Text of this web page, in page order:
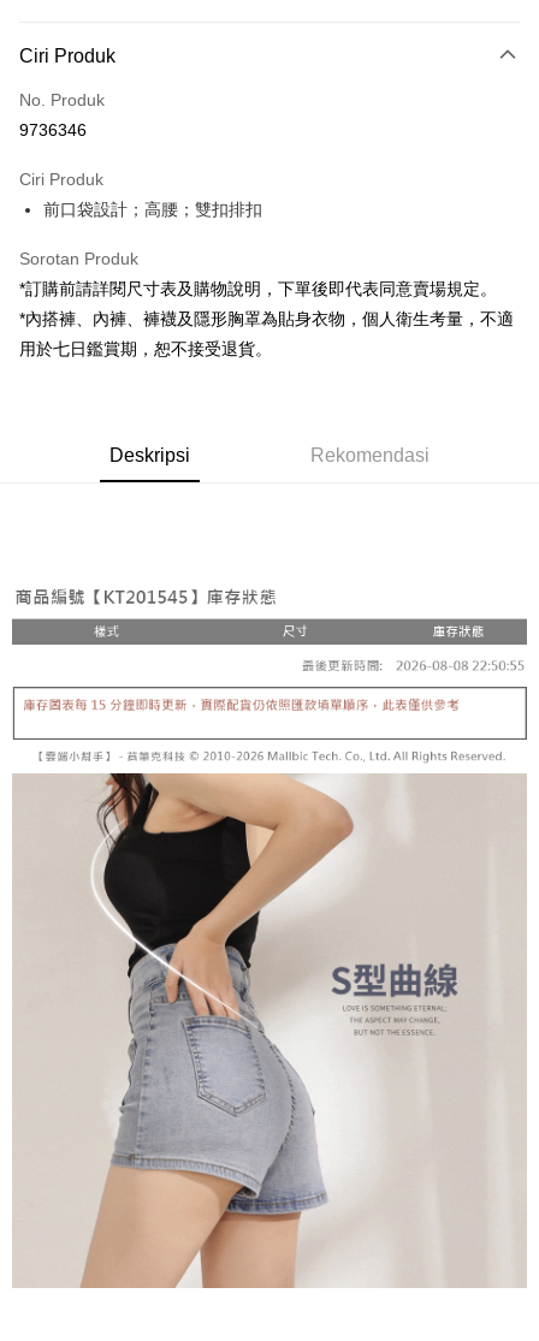
Kad Kredit (Bayaran Penuh)
Pengambilan di Kedai Serbaneka
Apple Pay
Google Pay
OP Pay Later
Deskripsi
pengguna Taiwan Mobile tanpa memerlukan permohonan tambahan.
disahkan.
Had kredit yang diluluskan, tempoh ansuran yang tersedia, dan yuran
yang dikenakan adalah tertakluk kepada maklumat yang dinyatakan
pada halaman pengesahan transaksi seterusnya.
Jika transaksi tidak disahkan dalam masa 30 minit selepas pesanan
dibuat, atau jika permohonan gagal dalam proses semakan, pesanan
akan dibatalkan secara automatik. Jika permohonan gagal pada
peringkat "semakan manual", ini bermakna kriteria pemarkahan sistem
tidak dipenuhi; butiran penilaian khusus tidak akan didedahkan.
[Arahan Pembayaran]
Pembayaran ansuran melalui OP Pay Later akan dibilkan secara
berasingan dan tidak termasuk dalam bil telekom anda. SMS peringatan
pembayaran akan dihantar selepas kitaran bil bulanan.
Selepas mengakses bil melalui pautan dalam SMS, anda boleh
menyelesaikan pembayaran anda melalui salah satu saluran berikut: kod
bar kedai serbaneka, kedai runcit Taiwan Mobile, pemindahan bank,
JKOPay, atau iPASS MONEY.
[Nota Penting]
Perkhidmatan ini disediakan oleh Taiwan Mobile Co., Ltd. (“Syarikat”),
yang membolehkan pelanggan membeli barangan atau perkhidmatan
melalui perkhidmatan ini pada masa transaksi. Hasil daripada pembelian
atau pembayaran ansuran akan dipindahkan oleh peniaga kepada
Syarikat, dan pelanggan hendaklah membuat pembayaran mengikut
perjanjian menggunakan sistem bil Syarikat.
Pertama, Mengenai Perkhidmatan AFTEE Beli Sekarang Bayar Kemudian
1. Dengan memilih AFTEE sebagai kaedah pembayaran, mesej
4. Setelah pesanan disahkan, anda akan menerima SMS pembayaran
manakala ahli aplikasi akan menerima pemberitahuan tolak aplikasi
5. Tiada bayaran diperlukan apabila anda menerima produk. Sila buat
dalam talian dengan SMS pembayaran atau pemberitahuan tolak aplikasi
Sila ambil perhatian bahawa tempoh pembayaran adalah 14 hari. Walau
bagaimanapun, bagi mereka yang telah memuat turun Aplikasi AFTEE
dan mendaftar sebagai ahli AFTEE boleh menikmati tempoh pembayaran
sehingga 45 hari.
Tempoh pembayaran dikira dari masa kedai meminta pembayaran anda,
ditambah dengan bilangan hari yang boleh dilanjutkan oleh AFTEE. Anda
boleh melanjutkan tempoh pembayaran anda sebelum anda menerima
pesanan. Walau bagaimanapun, tiada jaminan bahawa anda boleh
menerima pesanan anda semasa tempoh pembayaran (cth.: produk
prapesanan atau produk yang mungkin mengambil masa yang lebih
lama untuk dihantar). Oleh itu, anda dikehendaki membuat pembayaran
kepada AFTEE dalam tempoh sama ada anda menerima pesanan.
Kedua, Sekatan Pembayaran
1. Jumlah yang diperakui untuk pengguna kali pertama boleh sehingga
NT$10,000. Amaun diperakui sebenar yang diluluskan akan berdasarkan
keputusan pensijilan dan semakan oleh AFTEE.
2. Amaun perbelanjaan minimum mestilah lebih besar daripada NT$20.
3. Pada masa ini hanya tersedia untuk ahli Taiwan.
Ketiga, Syarat Perkhidmatan
Perkhidmatan AFTEE Beli Sekarang Bayar Kemudian disediakan oleh NP
Taiwan, Inc. dan AFTEE akan membuat bil kepada pengguna. AFTEE
akan menggunakan data peribadi yang dikumpul (termasuk nama
Pemindahan ATM
NT$60/pesanan | Penghantaran percuma untuk pesanan
NT$1,800 atau lebih
NT$60/pesanan | Penghantaran percuma untuk pesanan
NT$1,600 atau lebih
已關閉，請勿下單
NT$10,000/pesanan
已關閉，請勿下單(付取)
NT$10,000/pesanan
NT$60/pesanan | Penghantaran percuma untuk pesanan
NT$1,800 atau lebih
付款後7-11取貨
NT$60/pesanan | Penghantaran percuma untuk pesanan
NT$1,600 atau lebih
NT$100/pesanan | Penghantaran percuma untuk pesanan
NT$2,500 atau lebih
國家/地區配送
Ciri Produk
No. Produk
9736346
Ciri Produk
前口袋設計；高腰；雙扣排扣
Sorotan Produk
*訂購前請詳閱尺寸表及購物說明，下單後即代表同意賣場規定。
*內搭褲、內褲、褲襪及隱形胸罩為貼身衣物，個人衛生考量，不適
用於七日鑑賞期，恕不接受退貨。
Deskripsi Rekomendasi